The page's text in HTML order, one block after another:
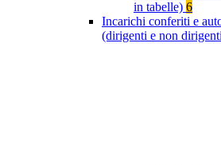
in tabelle) 6
Incarichi conferiti e
(dirigenti e non